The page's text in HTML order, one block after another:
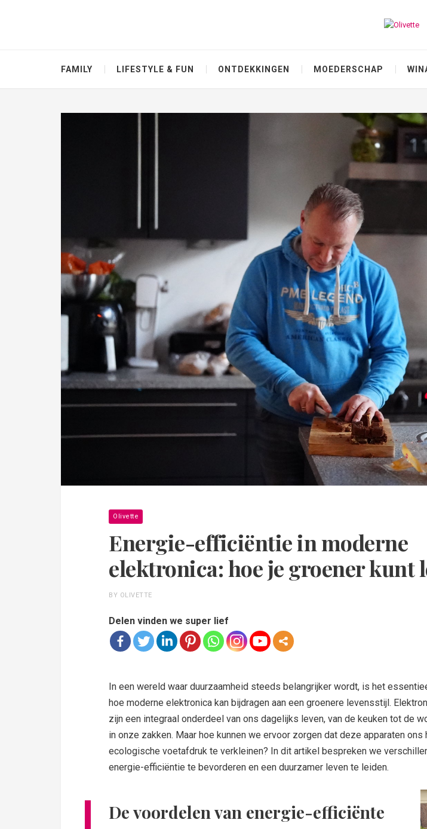
FAMILY LIFESTYLE & FUN ONTDEKKINGEN MOEDERSCHAP
Olivette
Energie-efficiëntie in moderne
elektronica: hoe je groener kunt
BY OLIVETTE
Delen vinden we super lief
In een wereld waar duurzaamheid steeds belangrijker wordt, is het
hoe moderne elektronica kan bijdragen aan een groenere levensstijl.
zijn een integraal onderdeel van ons dagelijks leven, van de keuken tot de
in onze zakken. Maar hoe kunnen we ervoor zorgen dat deze apparaten ons
ecologische voetafdruk te verkleinen? In dit artikel bespreken we
energie-efficiëntie te bevorderen en een duurzamer leven te leiden.
De voordelen van energie-efficiënte